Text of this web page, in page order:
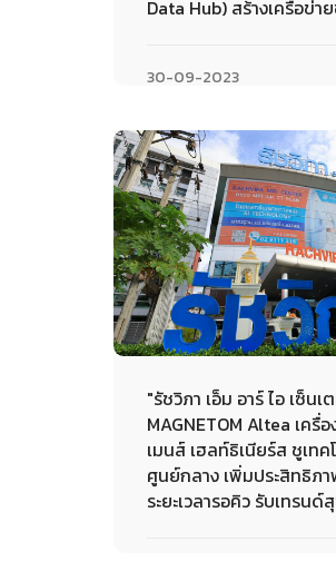
Data Hub) สร้างเครือข่
30-09-2023
"รัชวิภา เอ็ม อาร์ ไอ เซ็น
MAGNETOM Altea เครื่
เมนส์ เฮลท์ธิเนียร์ส ชูเท
ศูนย์กลาง เพิ่มประสิทธิภ
ระยะเวลารอคิว รับเทรน